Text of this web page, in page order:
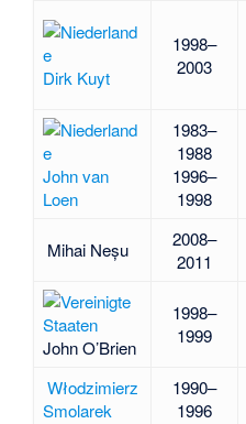
Dirk Kuyt
1998–
2003
John van
Loen
1983–
1988
1996–
1998
Mihai Neșu
2008–
2011
John O’Brien
1998–
1999
Włodzimierz
Smolarek
1990–
1996